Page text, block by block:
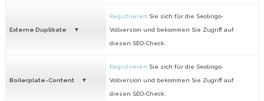
Externe Duplikate
Registrieren Sie sich für die Seolingo-
Vollversion und bekommen Sie Zugriff auf
diesen SEO-Check.
Boilerplate-Content
Registrieren Sie sich für die Seolingo-
Vollversion und bekommen Sie Zugriff auf
diesen SEO-Check.